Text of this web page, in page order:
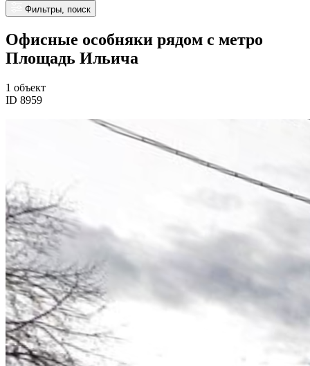
Фильтры, поиск
Офисные особняки рядом с метро
Площадь Ильича
1 объект
ID 8959